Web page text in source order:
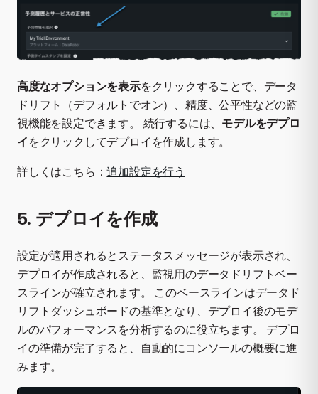
高度なオプションを表示をクリックすることで、データ
ドリフト（デフォルトでオン）、精度、公平性などの監
視機能を設定できます。 続行するには、 モデルをデプロ
イ をクリックしてデプロイを作成します。
詳しくはこちら：追加設定を行う
5. デプロイを作成
設定が適用されるとステータスメッセージが表示され、
デプロイが作成されると、監視用のデータドリフトベー
スラインが確立されます。 このベースラインはデータド
リフトダッシュボードの基準となり、デプロイ後のモデ
ルのパフォーマンスを分析するのに役立ちます。 デプロ
イの準備が完了すると、自動的にコンソールの概要に進
みます。